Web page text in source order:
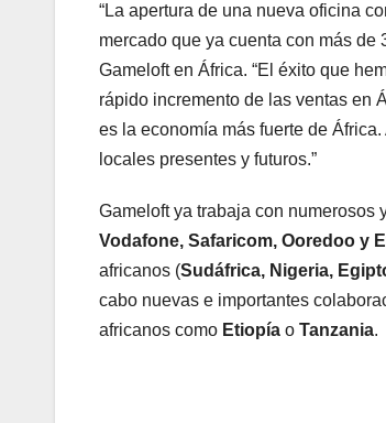
“La apertura de una nueva oficina
mercado que ya cuenta con más de
Gameloft en África. “El éxito que
rápido incremento de las ventas en
es la economía más fuerte de
locales presentes y futuros.”
Gameloft ya trabaja con numerosos
Vodafone, Safaricom, Ooredoo y
africanos (Sudáfrica, Nigeria,
cabo nuevas e importantes
africanos como Etiopía o Tanzania.